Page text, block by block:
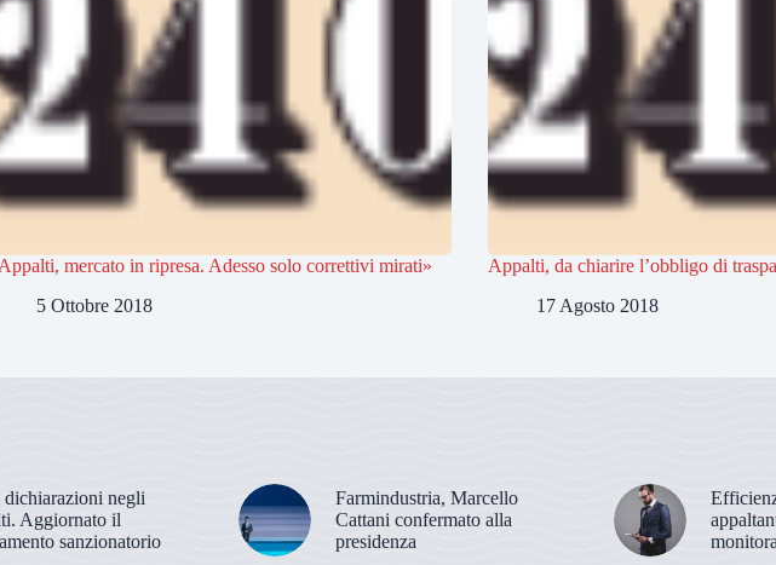
mercato in ripresa. Adesso solo correttivi mirati»
5 Ottobre 2018
Appalti, da chiarire l’obbligo di
17 Agosto 2018
dichiarazioni negli
Aggiornato il
sanzionatorio
Farmindustria, Marcello
Cattani confermato alla
presidenza